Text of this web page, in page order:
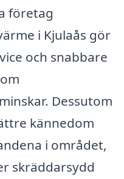
företag
i Kjulaås gör
och snabbare
Dessutom
kännedom
i området,
skräddarsydd